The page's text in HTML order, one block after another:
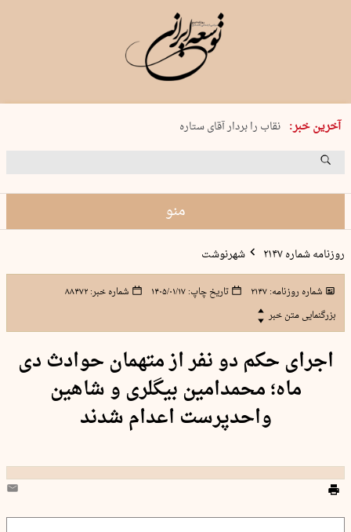
آخرین خبر:
پنجشنبه 15 مرداد 1405 شماره 2243
نقاب را بردار آقای ستاره
کدام فوتبال؟
منو
روزنامه شماره ۲۱۴۷ شهرنوشت
شماره روزنامه:۲۱۴۷ تاریخ چاپ:۱۴۰۵/۰۱/۱۷ شماره خبر:۸۸۴۷۲
بزرگنمایی متن خبر
اجرای حکم دو نفر از متهمان حوادث دی
ماه؛ محمدامین بیگلری و شاهین
واحدپرست اعدام شدند